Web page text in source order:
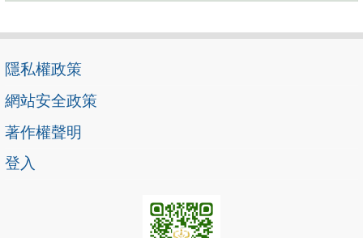
隱私權政策
網站安全政策
著作權聲明
登入